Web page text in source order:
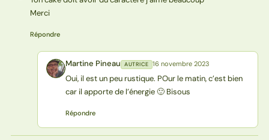
Merci
Répondre
MP Martine Pineau AUTRICE 16 novembre 2023
Oui, il est un peu rustique. POur le matin, c’est bien
car il apporte de l’énergie 🙂 Bisous
Répondre